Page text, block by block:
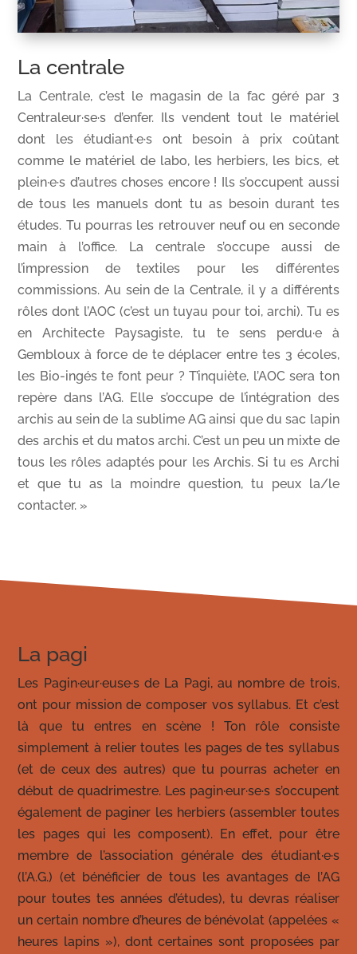
La centrale
La Centrale, c’est le magasin de la fac géré par 3
Centraleur·se·s d’enfer. Ils vendent tout le matériel
dont les étudiant·e·s ont besoin à prix coûtant
comme le matériel de labo, les herbiers, les bics, et
plein·e·s d’autres choses encore ! Ils s’occupent aussi
de tous les manuels dont tu as besoin durant tes
études. Tu pourras les retrouver neuf ou en seconde
main à l’office. La centrale s’occupe aussi de
l’impression de textiles pour les différentes
commissions. Au sein de la Centrale, il y a différents
rôles dont l’AOC (c’est un tuyau pour toi, archi). Tu es
en Architecte Paysagiste, tu te sens perdu·e à
Gembloux à force de te déplacer entre tes 3 écoles,
les Bio-ingés te font peur ? T’inquiète, l’AOC sera ton
repère dans l’AG. Elle s’occupe de l’intégration des
archis au sein de la sublime AG ainsi que du sac lapin
des archis et du matos archi. C’est un peu un mixte de
tous les rôles adaptés pour les Archis. Si tu es Archi
et que tu as la moindre question, tu peux la/le
contacter. »
La pagi
Les Pagin·eur·euse·s de La Pagi, au nombre de trois,
ont pour mission de composer vos syllabus. Et c’est
là que tu entres en scène ! Ton rôle consiste
simplement à relier toutes les pages de tes syllabus
(et de ceux des autres) que tu pourras acheter en
début de quadrimestre. Les pagin·eur·se·s s’occupent
également de paginer les herbiers (assembler toutes
les pages qui les composent). En effet, pour être
membre de l’association générale des étudiant·e·s
(l’A.G.) (et bénéficier de tous les avantages de l’AG
pour toutes tes années d’études), tu devras réaliser
un certain nombre d’heures de bénévolat (appelées «
heures lapins »), dont certaines sont proposées par